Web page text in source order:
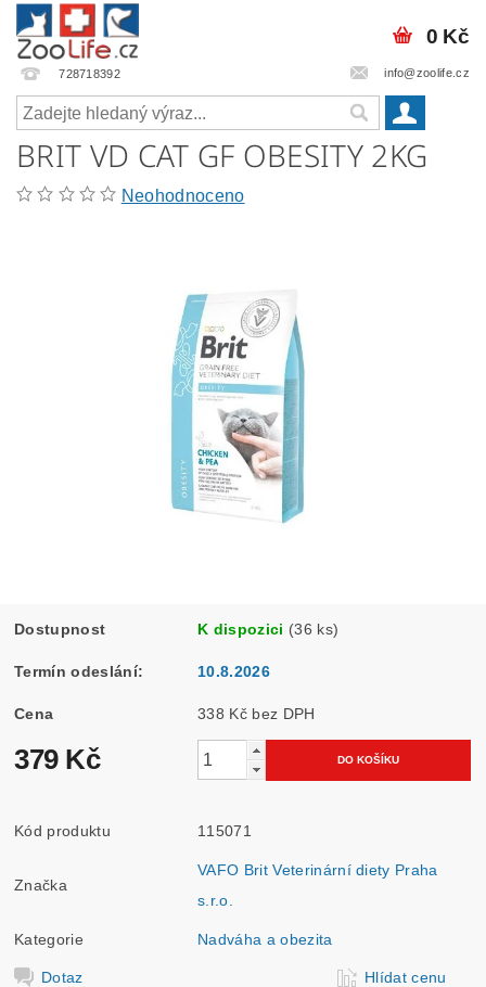
728718392 info@zoolife.cz
0 Kč
BRIT VD CAT GF OBESITY 2KG
Neohodnoceno
Dostupnost K dispozici (36 ks)
Termín odeslání: 10.8.2026
Cena 338 Kč bez DPH
379 Kč
Kód produktu 115071
Značka
VAFO Brit Veterinární diety Praha
s.r.o.
Kategorie Nadváha a obezita
Dotaz Hlídat cenu